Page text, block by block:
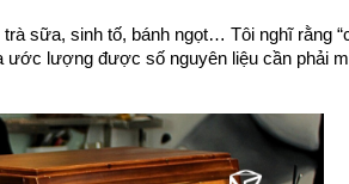
sữa, sinh tố, bánh ngọt… Tôi nghĩ rằng
ước lượng được số nguyên liệu cần phải